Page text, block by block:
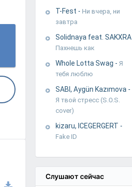
T-Fest - Ни вчера, ни
завтра
Solidnaya feat. SAKXRA
Пахнешь как
Whole Lotta Swag - Я
тебя люблю
SABI, Aygün Kazımova -
Я твой стресс (S.O.S.
cover)
kizaru, ICEGERGERT -
Fake ID
Слушают сейчас